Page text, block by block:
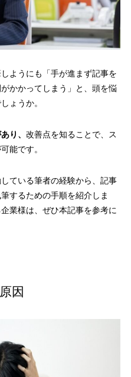
ようにも「手が進まず記事を
かかってしまう」と、頭を悩
ょうか。
り、 改善点を知ることで、ス
能です。
ている筆者の経験から、記事
するための手順を紹介しま
業様は、ぜひ本記事を参考に
因